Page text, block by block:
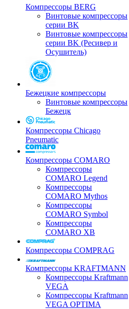
Компрессоры BERG
Винтовые компрессоры
серии BK
Винтовые компрессоры
серии BK (Ресивер и
Осушитель)
Бежецкие компрессоры
Винтовые компрессоры
Бежецк
Компрессоры Chicago
Pneumatic
Компрессоры COMARO
Компрессоры
COMARO Legend
Компрессоры
COMARO Mythos
Компрессоры
COMARO Symbol
Компрессоры
COMARO XB
Компрессоры COMPRAG
Компрессоры KRAFTMANN
Компрессоры Kraftmann
VEGA
Компрессоры Kraftmann
VEGA OPTIMA